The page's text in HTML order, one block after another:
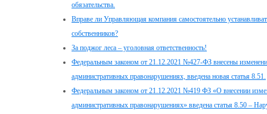
обязательства.
Вправе ли Управляющая компания самостоятельно
собственников?
За поджог леса – уголовная ответственность!
Федеральным законом от 21.12.2021 №427-ФЗ внесены
административных правонарушениях, введена новая статья 8.51.
Федеральным законом от 21.12.2021 №419 ФЗ «О внесении
административных правонарушениях» введена статья 8.50 –